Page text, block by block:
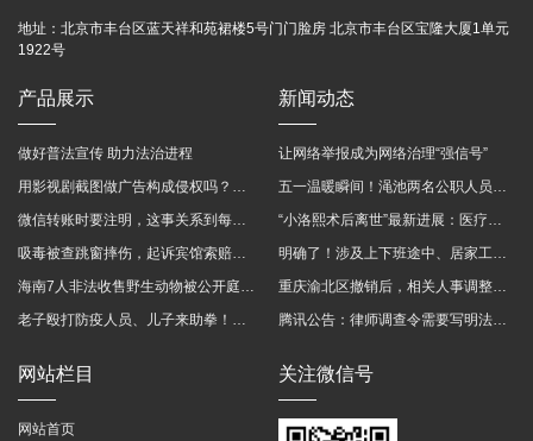
地址： 北京市丰台区蓝天祥和苑裙楼5号门门脸房 北京市丰台区宝隆大厦1单元
1922号
产品展示
做好普法宣传 助力法治进程
用影视剧截图做广告构成侵权吗？法院这样判
微信转账时要注明，这事关系到每个人……
吸毒被查跳窗摔伤，起诉宾馆索赔，法院这样判！
海南7人非法收售野生动物被公开庭审 涉案金额2100多万
老子殴打防疫人员、儿子来助拳！均被判刑
新闻动态
让网络举报成为网络治理“强信号”
五一温暖瞬间！渑池两名公职人员，路遇车祸挺身而出
“小洛熙术后离世”最新进展：医疗事故鉴定已启动
明确了！涉及上下班途中、居家工作等，这些情形可认定工伤→
重庆渝北区撤销后，相关人事调整再披露
腾讯公告：律师调查令需要写明法官手机号，2025年12月31日后施行
网站栏目
网站首页
关注微信号